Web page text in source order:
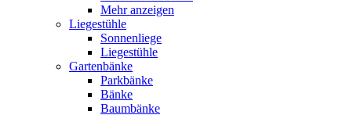
Mehr anzeigen
Liegestühle
Sonnenliege
Liegestühle
Gartenbänke
Parkbänke
Bänke
Baumbänke